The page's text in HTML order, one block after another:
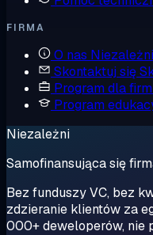
FIRMA
O nas
Skontaktuj się
Program dla firm
Program
Niezależni
Samofinansująca się
Bez funduszy VC, bez
zdzieranie klientów za
000+ deweloperów, nie